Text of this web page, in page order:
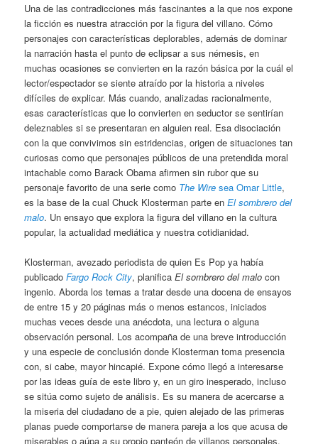
Una de las contradicciones más fascinantes a la que nos expone
la ficción es nuestra atracción por la figura del villano. Cómo
personajes con características deplorables, además de dominar
la narración hasta el punto de eclipsar a sus némesis, en
muchas ocasiones se convierten en la razón básica por la cuál el
lector/espectador se siente atraído por la historia a niveles
difíciles de explicar. Más cuando, analizadas racionalmente,
esas características que lo convierten en seductor se sentirían
deleznables si se presentaran en alguien real. Esa disociación
con la que convivimos sin estridencias, origen de situaciones tan
curiosas como que personajes públicos de una pretendida moral
intachable como Barack Obama afirmen sin rubor que su
personaje favorito de una serie como The Wire sea Omar Little,
es la base de la cual Chuck Klosterman parte enEl sombrero del
malo. Un ensayo que explora la figura del villano en la cultura
popular, la actualidad mediática y nuestra cotidianidad.
Klosterman, avezado periodista de quien Es Pop ya había
publicadoFargo Rock City, planificaEl sombrero del malo con
ingenio. Aborda los temas a tratar desde una docena de ensayos
de entre 15 y 20 páginas más o menos estancos, iniciados
muchas veces desde una anécdota, una lectura o alguna
observación personal. Los acompaña de una breve introducción
y una especie de conclusión donde Klosterman toma presencia
con, si cabe, mayor hincapié. Expone cómo llegó a interesarse
por las ideas guía de este libro y, en un giro inesperado, incluso
se sitúa como sujeto de análisis. Es su manera de acercarse a
la miseria del ciudadano de a pie, quien alejado de las primeras
planas puede comportarse de manera pareja a los que acusa de
miserables o aúpa a su propio panteón de villanos personales.